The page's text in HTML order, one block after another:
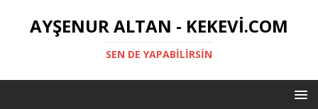
AYŞENUR ALTAN - KEKEVI.COM
SEN DE YAPABILIRSIN